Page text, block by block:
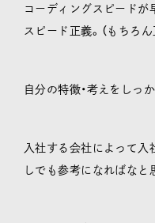
コーディングスピードが
スピード正義。（もちろ
自分の特徴・考えをしっ
入社する会社によって入
しでも参考になればなと